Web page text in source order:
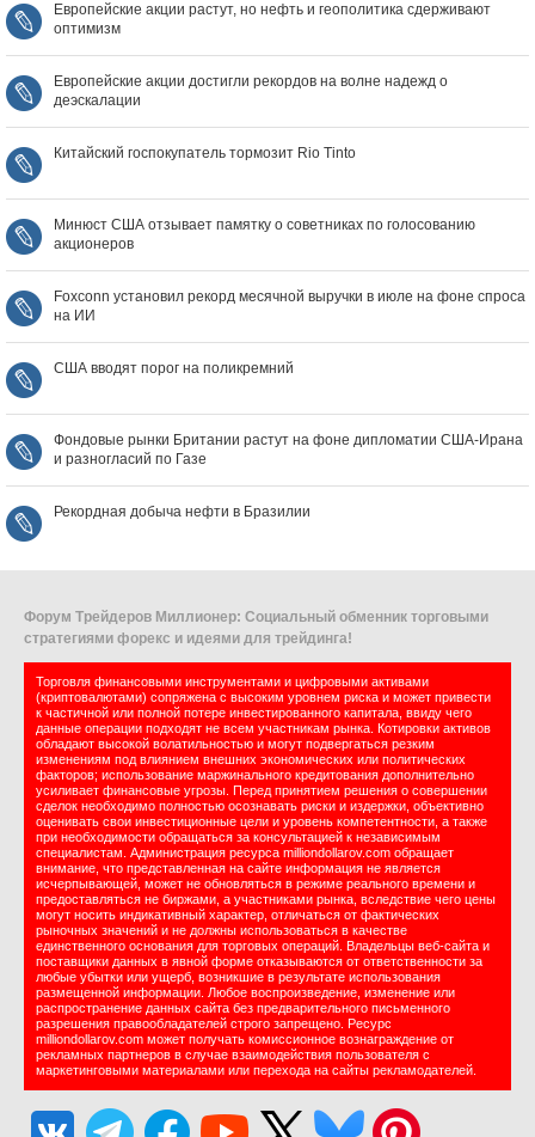
Европейские акции растут, но нефть и геополитика сдерживают
оптимизм
Европейские акции достигли рекордов на волне надежд о
деэскалации
Китайский госпокупатель тормозит Rio Tinto
Минюст США отзывает памятку о советниках по голосованию
акционеров
Foxconn установил рекорд месячной выручки в июле на фоне спроса
на ИИ
США вводят порог на поликремний
Фондовые рынки Британии растут на фоне дипломатии США‑Ирана
и разногласий по Газе
Рекордная добыча нефти в Бразилии
Форум Трейдеров Миллионер: Социальный обменник торговыми
стратегиями форекс и идеями для трейдинга!
Торговля финансовыми инструментами и цифровыми активами
(криптовалютами) сопряжена с высоким уровнем риска и может привести
к частичной или полной потере инвестированного капитала, ввиду чего
данные операции подходят не всем участникам рынка. Котировки активов
обладают высокой волатильностью и могут подвергаться резким
изменениям под влиянием внешних экономических или политических
факторов; использование маржинального кредитования дополнительно
усиливает финансовые угрозы. Перед принятием решения о совершении
сделок необходимо полностью осознавать риски и издержки, объективно
оценивать свои инвестиционные цели и уровень компетентности, а также
при необходимости обращаться за консультацией к независимым
специалистам. Администрация ресурса milliondollarov.com обращает
внимание, что представленная на сайте информация не является
исчерпывающей, может не обновляться в режиме реального времени и
предоставляться не биржами, а участниками рынка, вследствие чего цены
могут носить индикативный характер, отличаться от фактических
рыночных значений и не должны использоваться в качестве
единственного основания для торговых операций. Владельцы веб-сайта и
поставщики данных в явной форме отказываются от ответственности за
любые убытки или ущерб, возникшие в результате использования
размещенной информации. Любое воспроизведение, изменение или
распространение данных сайта без предварительного письменного
разрешения правообладателей строго запрещено. Ресурс
milliondollarov.com может получать комиссионное вознаграждение от
рекламных партнеров в случае взаимодействия пользователя с
маркетинговыми материалами или перехода на сайты рекламодателей.